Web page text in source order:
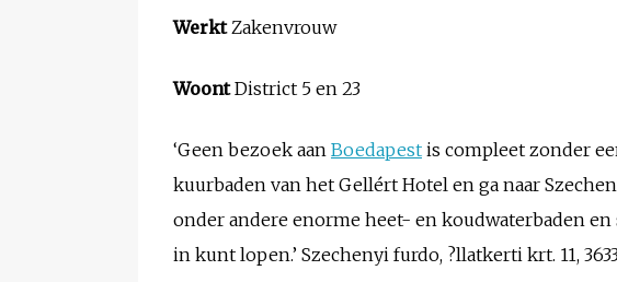
WerktZakenvrouw
WoontDistrict 5 en 23
‘Geen bezoek aan Boedapest is compleet zonder
kuurbaden van het Gellért Hotel en ga naar
onder andere enorme heet- en koudwaterbaden
in kunt lopen.’ Szechenyi furdo, ?llatkerti krt. 11,